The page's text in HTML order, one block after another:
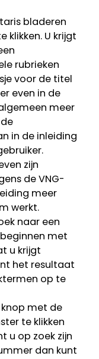
bladeren
klikken. U krijgt
rubrieken
voor de titel
even in de
meer
in de inleiding
zijn
de VNG-
meer
werkt.
naar een
met
u krijgt
het resultaat
op te
met de
te klikken
u op zoek zijn
dan kunt